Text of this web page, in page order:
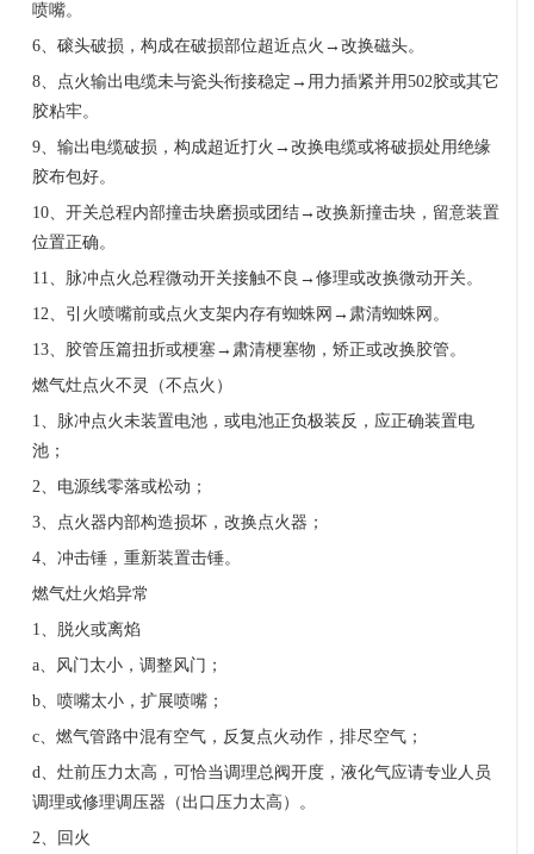
喷嘴。
6、磙头破损，构成在破损部位超近点火 → 改换磁头。
8、点火输出电缆未与瓷头衔接稳定 → 用力插紧并用502胶或其它
胶粘牢。
9、输出电缆破损，构成超近打火 → 改换电缆或将破损处用绝缘
胶布包好。
10、开关总程内部撞击块磨损或团结→ 改换新撞击块，留意装置
位置正确。
11、脉冲点火总程微动开关接触不良 → 修理或改换微动开关。
12、引火喷嘴前或点火支架内存有蜘蛛网 → 肃清蜘蛛网。
13、胶管压篇扭折或梗塞→ 肃清梗塞物，矫正或改换胶管。
燃气灶点火不灵（不点火）
1、脉冲点火未装置电池，或电池正负极装反，应正确装置电
池；
2、电源线零落或松动；
3、点火器内部构造损坏，改换点火器；
4、冲击锤，重新装置击锤。
燃气灶火焰异常
1、脱火或离焰
a、风门太小，调整风门；
b、喷嘴太小，扩展喷嘴；
c、燃气管路中混有空气，反复点火动作，排尽空气；
d、灶前压力太高，可恰当调理总阀开度，液化气应请专业人员
调理或修理调压器（出口压力太高）。
2、回火